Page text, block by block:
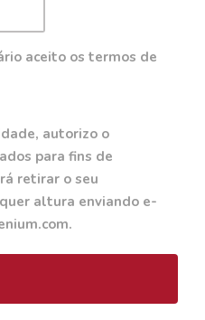
aceito os termos de
autorizo o
para fins de
retirar o seu
altura enviando e-